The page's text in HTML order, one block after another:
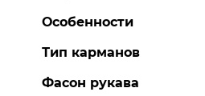
Особенности
Тип карманов
Фасон рукава